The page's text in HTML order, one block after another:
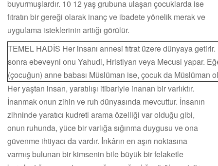
buyurmuşlardır. 10 12 yaş grubuna ulaşan çocuklarda ise
fıtratın bir gereği olarak inanç ve ibadete yönelik merak ve
uygulama isteklerinin arttığı görülür.
TEMEL HADİS Her insanı annesi fıtrat üzere dünyaya
sonra ebeveyni onu Yahudi, Hristiyan veya Mecusi yapar.
(çocuğun) anne babası Müslüman ise, çocuk da Müslüman
Her yaştan insan, yaratılışı itibariyle inanan bir varlıktır.
İnanmak onun zihin ve ruh dünyasında mevcuttur. İnsanın
zihninde yaratıcı kudreti arama özelliği var olduğu gibi,
onun ruhunda, yüce bir varlığa sığınma duygusu ve ona
güvenme ihtiyacı da vardır. İnkârın en aşırı noktasına
varmış bulunan bir kimsenin bile büyük bir felaketle